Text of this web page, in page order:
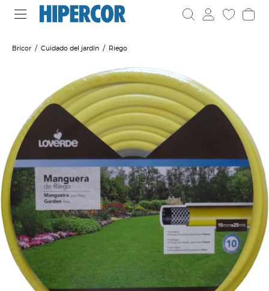
Bricor Cuidado del jardín Riego